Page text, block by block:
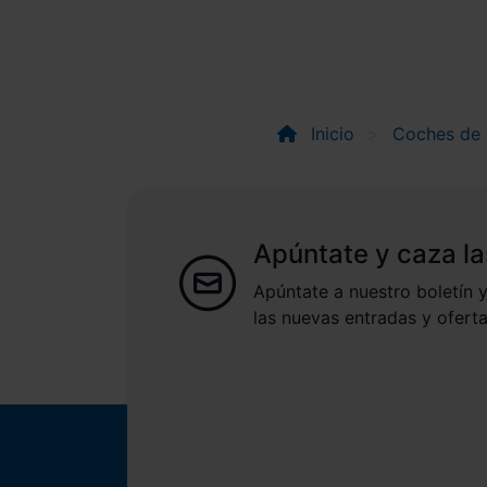
Inicio Coches de
Apúntate y caza
Apúntate a nuestro boletín
las nuevas entradas y